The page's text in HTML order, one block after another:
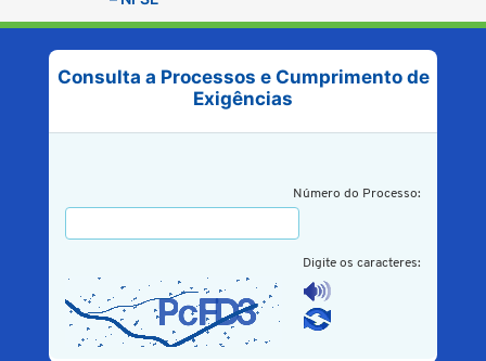
Consulta a Processos e Cumprimento de
Exigências